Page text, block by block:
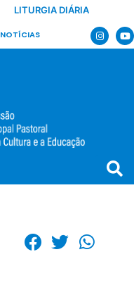
LITURGIA DIÁRIA
NOTÍCIAS